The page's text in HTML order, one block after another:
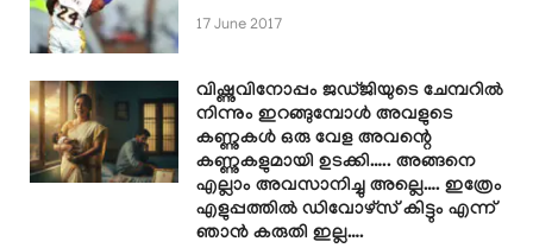
17 June 2017
വിഷ്ണുവിനോപ്പം ജഡ്ജിയുടെ ചേമ്പറിൽ
നിന്നും ഇറങ്ങുമ്പോൾ അവളുടെ
കണ്ണുകൾ ഒരു വേള അവന്റെ
കണ്ണുകളുമായി ഉടക്കി….. അങ്ങനെ
എല്ലാം അവസാനിച്ചു അല്ലെ…. ഇത്രേം
എളുപ്പത്തിൽ ഡിവോഴ്സ് കിട്ടും എന്ന്
ഞാൻ കരുതി ഇല്ല….